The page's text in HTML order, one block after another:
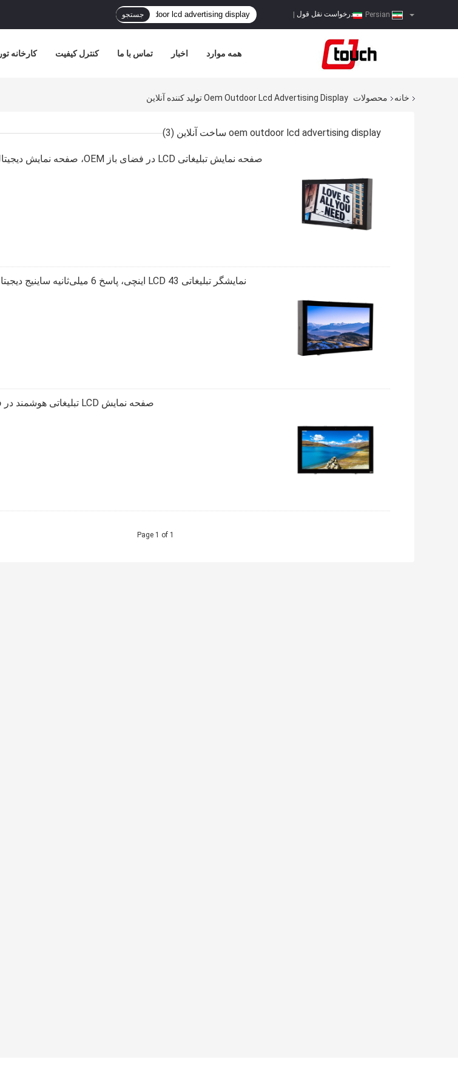
درخواست نقل قول جستجو
کارخانه تور کنترل کیفیت تماس با ما اخبار همه موارد
خانه محصولات Oem Outdoor Lcd Advertising Display تولید کننده آنلاین
oem outdoor lcd advertising display ساخت آنلاین (3)
صفحه نمایش تبلیغاتی LCD در فضای باز OEM، صفحه نمایش دیجیتال 32 اینچی دیواری
نمایشگر تبلیغاتی LCD 43 اینچی، پاسخ 6 میلی‌ثانیه ساینیج دیجیتال LCD OEM OEM
صفحه نمایش LCD تبلیغاتی هوشمند در فضای باز 75 اینچی
Page 1 of 1